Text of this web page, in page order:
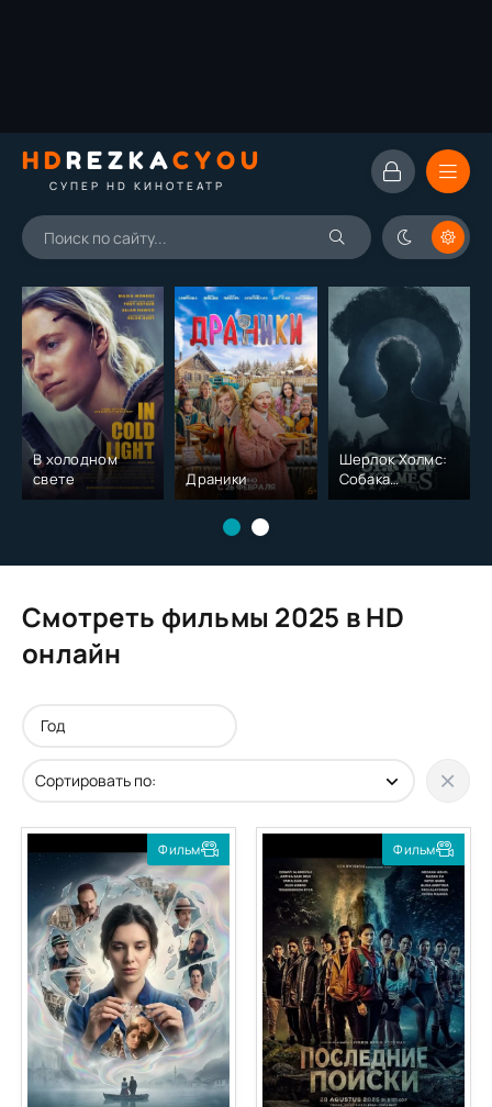
HDREZKACYOU
СУПЕР HD КИНОТЕАТР
В холодном
свете
Драники
Шерлок Холмс:
Собака
Баскервиллей
Смотреть фильмы 2025 в HD
онлайн
Фильм Фильм